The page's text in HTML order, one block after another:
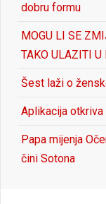
dobru formu
MOGU LI SE
TAKO ULAZITI
Šest laži o
Aplikacija
Papa mijenja
čini Sotona